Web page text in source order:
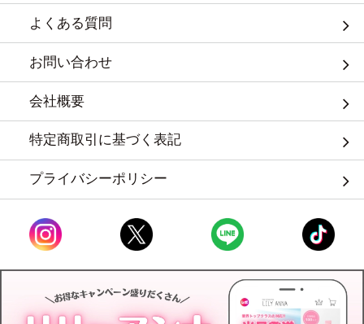
よくある質問
お問い合わせ
会社概要
特定商取引に基づく表記
プライバシーポリシー